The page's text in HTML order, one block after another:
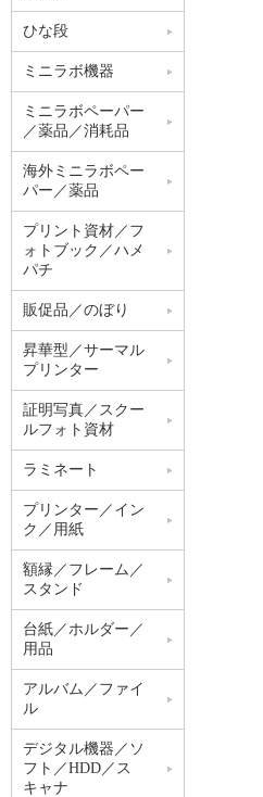
ひな段
ミニラボ機器
ミニラボペーパー
／薬品／消耗品
海外ミニラボペー
パー／薬品
プリント資材／フ
ォトブック／ハメ
パチ
販促品／のぼり
昇華型／サーマル
プリンター
証明写真／スクー
ルフォト資材
ラミネート
プリンター／イン
ク／用紙
額縁／フレーム／
スタンド
台紙／ホルダー／
用品
アルバム／ファイ
ル
デジタル機器／ソ
フト／HDD／ス
キャナ